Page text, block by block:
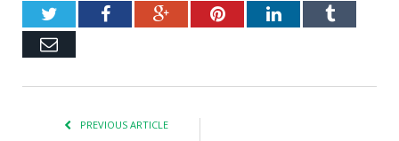
TwitterFacebookGoogle+PinterestLinkedInTumblr
Email
PREVIOUS ARTICLE